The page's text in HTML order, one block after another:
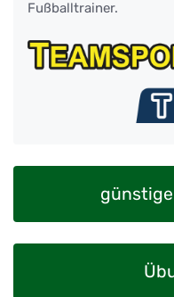
Fußballtrainer.